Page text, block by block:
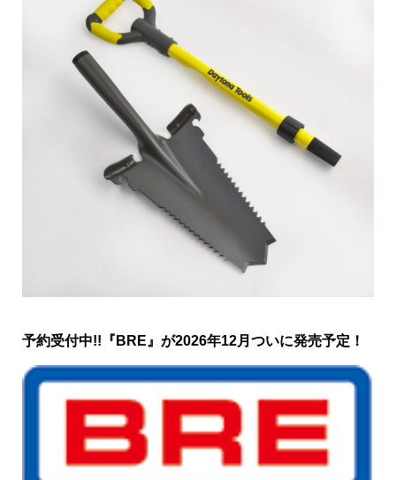
予約受付中!!『BRE』が2026年12月ついに発売予定！